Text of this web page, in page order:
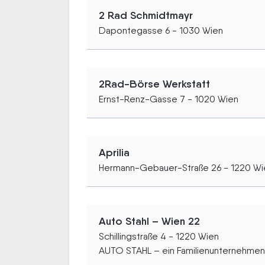
2 Rad Schmidtmayr
Dapontegasse 6 - 1030 Wien
2Rad-Börse Werkstatt
Ernst-Renz-Gasse 7 - 1020 Wien
Aprilia
Hermann-Gebauer-Straße 26 - 1220
Auto Stahl – Wien 22
Schillingstraße 4 - 1220 Wien
AUTO STAHL – ein Familienunternehmen...